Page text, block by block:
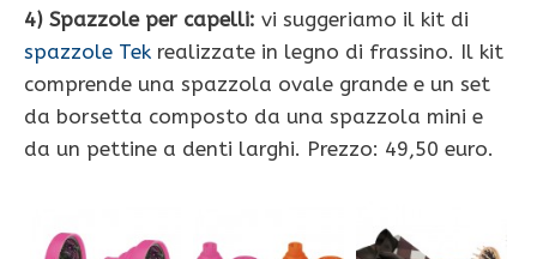
4) Spazzole per capelli: vi suggeriamo il kit di
spazzole Tek realizzate in legno di frassino. Il kit
comprende una spazzola ovale grande e un set
da borsetta composto da una spazzola mini e
da un pettine a denti larghi. Prezzo: 49,50 euro.